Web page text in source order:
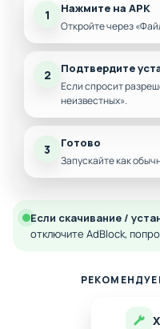
1 Нажмите на APK
Откройте через
2 Подтвердите
Если спросит
неизвестных».
3 Готово
Запускайте как
Если скачивание /
отключите AdBlock,